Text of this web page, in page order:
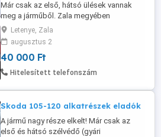
Már csak az első, hátsó ülések vannak
meg a járműből. Zala megyében
találhatók.
Letenye, Zala
augusztus 2
40 000 Ft
Hitelesített telefonszám
Skoda 105-120 alkatrészek eladók
A jármű nagy része elkelt! Már csak az
első és hátsó szélvédő (gyári